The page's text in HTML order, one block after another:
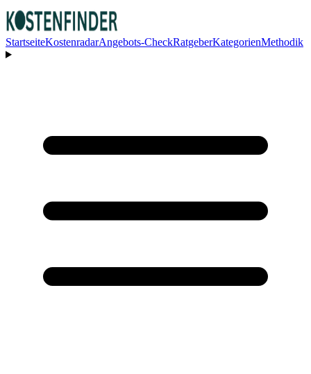
StartseiteKostenradarAngebots-CheckRatgeberKategorienMethodik